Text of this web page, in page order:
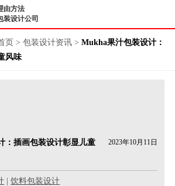
由方法
装设计公司
页 > 包装设计资讯> Mukha果汁包装设计：
风味
：插画包装设计彰显儿童
2023年10月11日
|饮料包装设计